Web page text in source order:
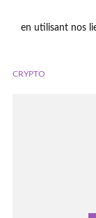
en utilisant nos
CRYPTO